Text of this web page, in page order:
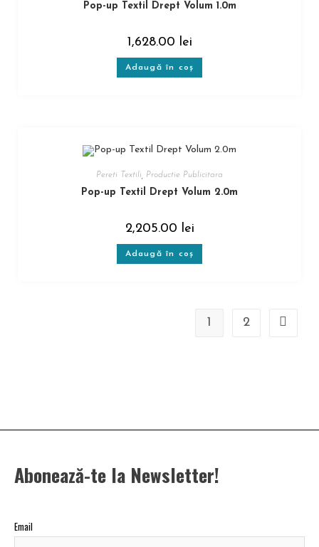
Pop-up Textil Drept Volum 1.0m
1,628.00 lei
Adaugă în coș
Pereti Textili Productie Publicitara
Pop-up Textil Drept Volum 2.0m
2,205.00 lei
Adaugă în coș
1 2
Abonează-te la Newsletter!
Email